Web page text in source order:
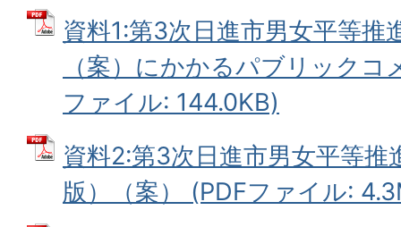
資料1:第3次日進市男女平等推
（案）にかかるパブリックコ
ファイル: 144.0KB)
資料2:第3次日進市男女平等
版）（案） (PDFファイル: